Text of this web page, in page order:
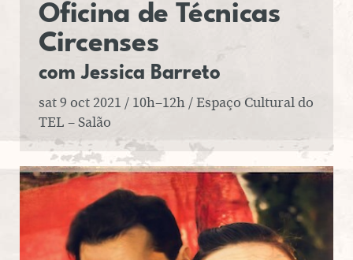
Ofi­cina de Téc­ni­cas
Cir­cen­ses
comJes­sica Bar­reto
sat 9 oct 2021 / 10h–12h / Espaço Cultural do
TEL – Salão